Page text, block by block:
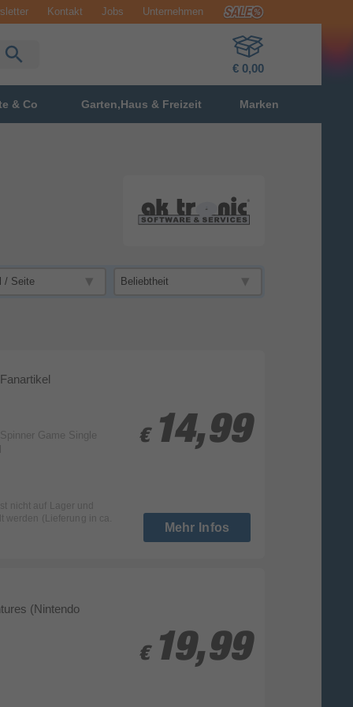
Kontakt Jobs Unternehmen
€ 0,00
& Co Garten,Haus & Freizeit Marken
€ 14,99
€ 14,99
Game Single
nicht auf Lager und
werden (Lieferung in ca.
Mehr Infos
€ 19,99
€ 19,99
(Nintendo